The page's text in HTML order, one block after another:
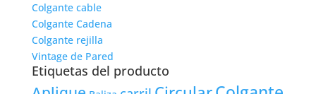
Colgante cable
Colgante Cadena
Colgante rejilla
Vintage de Pared
Etiquetas del producto